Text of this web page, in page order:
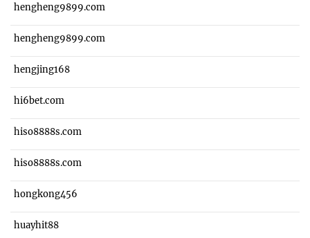
hengheng9899.com
hengheng9899.com
hengjing168
hi6bet.com
hiso8888s.com
hiso8888s.com
hongkong456
huayhit88